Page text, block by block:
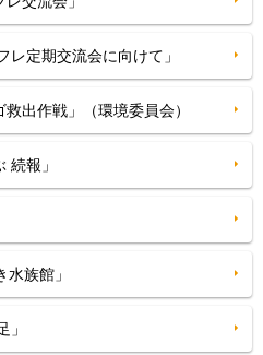
定期交流会に向けて」
出作戦」（環境委員会）
続報」
水族館」
」